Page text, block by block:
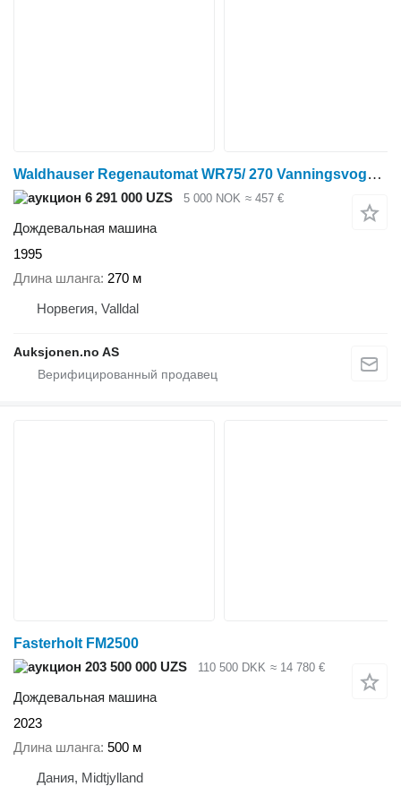
Waldhauser Regenautomat WR75/ 270 Vanningsvogn med vannpumpe for
6 291 000 UZS 5 000 NOK ≈ 457 €
Дождевальная машина
1995
Длина шланга 270 м
Норвегия, Valldal
Auksjonen.no AS
Fasterholt FM2500
203 500 000 UZS
110 500 DKK ≈ 14 780 €
Дождевальная машина
2023
Длина шланга 500 м
Дания, Midtjylland